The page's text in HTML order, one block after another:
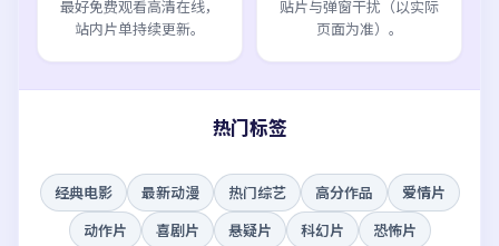
最好免费观看高清在线，
站内片单持续更新。
贴片与弹窗干扰（以实际
页面为准）。
热门标签
经典电影 最新动漫 热门综艺 高分作品
爱情片
动作片
喜剧片 悬疑片 科幻片
恐怖片